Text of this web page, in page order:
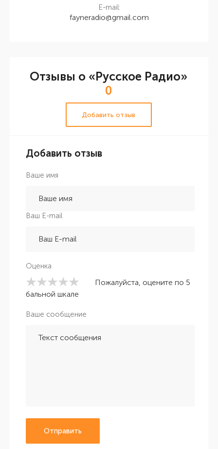
E-mail:
fayneradio@gmail.com
Отзывы о «Русское Радио»
0
Добавить отзыв
Добавить отзыв
Ваше имя
Ваш E-mail
Оценка
Пожалуйста, оцените по 5
бальной шкале
Ваше сообщение
Отправить